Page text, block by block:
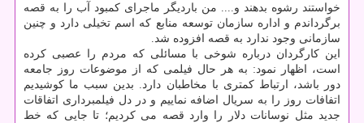
خواستند رشوه بدهند و.... من باردیگر ماجرای كمبود آب را به قصه
برگرداندم و اداره سازمان توسعه منابع كه اسم تخیلی دارد و چنین
سازمانی وجود ندارد به قصه افزوده شد.
این كارگردان درباره شوخی با مسائلی كه مردم را عصبی كرده
است، اظهار نمود: به هر حال فیلمی كه از موضوعات روز جامعه
دور باشد، ارتباط كمتری با مخاطبان دارد. بدین سبب ما كوشیدیم
اتفافات روز را به سریال اضافه نماییم و در دل فیلمبرداری اتفاقات
جدید مثل نوسانات دلار را وارد قصه می كردیم؛ تا جایی كه خط